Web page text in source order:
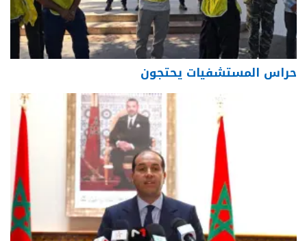
حراس المستشفيات يحتجون